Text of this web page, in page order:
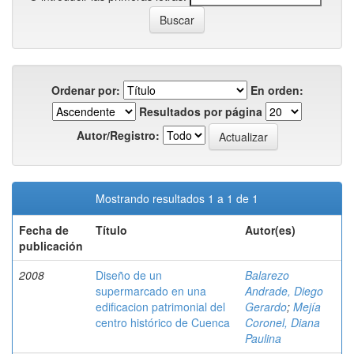
Ordenar por:
En orden:
Resultados por página
Autor/Registro:
Mostrando resultados 1 a 1 de 1
Fecha de
publicación
Título Autor(es)
2008
Diseño de un
supermarcado en una
edificacion patrimonial del
centro histórico de Cuenca
Balarezo
Andrade, Diego
Gerardo; Mejía
Coronel, Diana
Paulina